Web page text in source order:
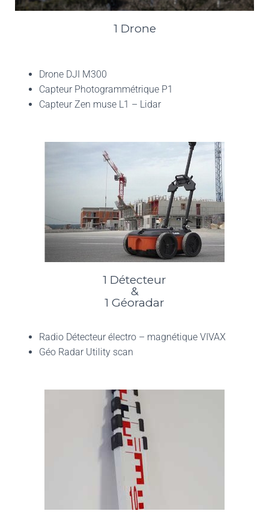
1 Drone
Drone DJI M300
Capteur Photogrammétrique P1
Capteur Zen muse L1 – Lidar
1 Détecteur
&
1 Géoradar
Radio Détecteur électro – magnétique VIVAX
Géo Radar Utility scan